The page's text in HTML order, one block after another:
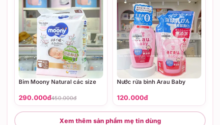
Bỉm Moony Natural các size
290.000đ450.000đ
Nước rửa bình Arau Baby
120.000đ
Xem thêm sản phẩm mẹ tin dùng